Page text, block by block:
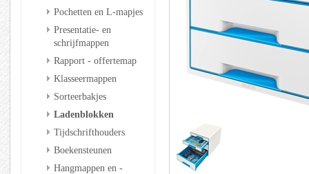
Pochetten en L-mapjes
Presentatie- en
schrijfmappen
Rapport - offertemap
Klasseermappen
Sorteerbakjes
Ladenblokken
Tijdschrifthouders
Boekensteunen
Hangmappen en -